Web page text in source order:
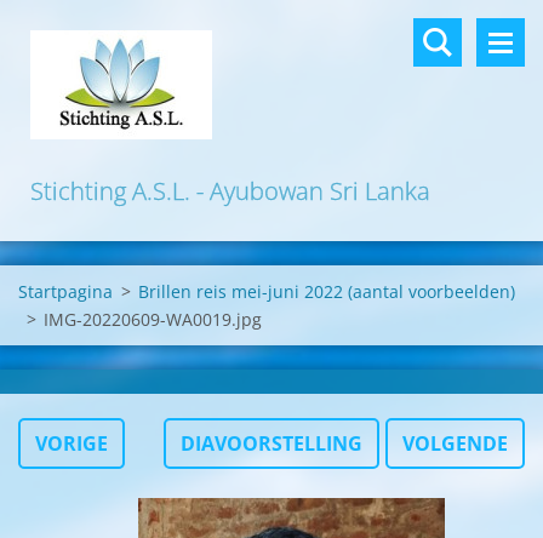
Stichting A.S.L. - Ayubowan Sri Lanka
Startpagina > Brillen reis mei-juni 2022 (aantal voorbeelden)
> IMG-20220609-WA0019.jpg
VORIGE DIAVOORSTELLING VOLGENDE